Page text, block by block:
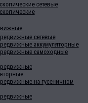
сетевые
сетевые
аккумуляторные
самоходные
на гусеничном